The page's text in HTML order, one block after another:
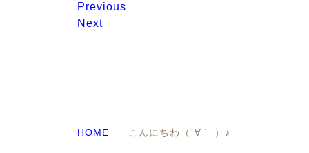
Previous
Next
HOME こんにちわ（´∀｀ ）♪